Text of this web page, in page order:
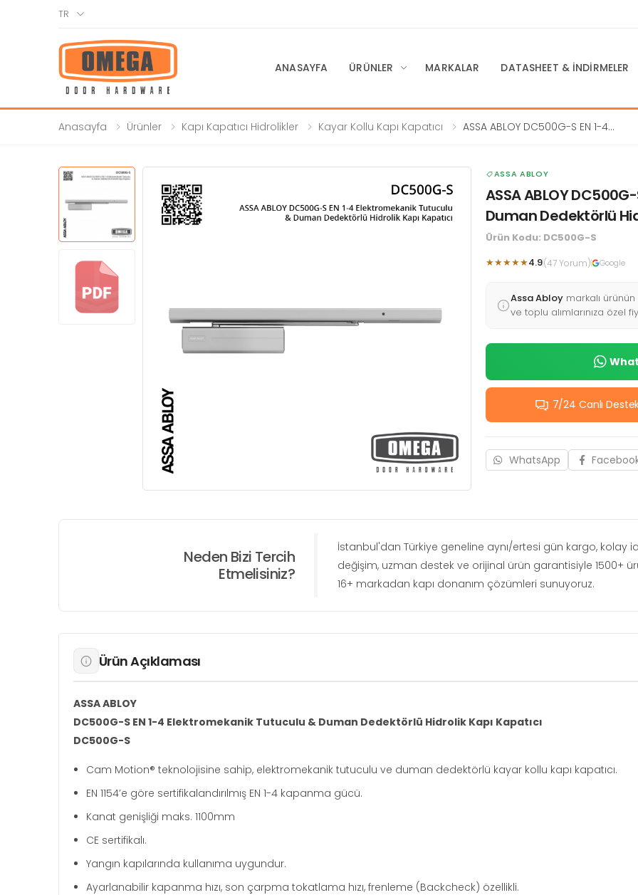
TR
ANASAYFA ÜRÜNLER MARKALAR DATASHEET & İNDIRMELER
Anasayfa Ürünler Kapı Kapatıcı Hidrolikler Kayar Kollu Kapı Kapatıcı
ASSA ABLOY DC500G-S EN 1-4
ASSA ABLOY
ASSA ABLOY
Duman Dedektörlü
Ürün Kodu: DC500G-S
★★★★★4.9(47 Yorum) Google
Assa Abloy markalı ürünün
ve toplu alımlarınıza özel
7/24 Canlı
WhatsApp
Neden Bizi Tercih
Etmelisiniz?
İstanbul'dan Türkiye geneline aynı/ertesi gün kargo, kolay
değişim, uzman destek ve orijinal ürün garantisiyle 1500+
16+ markadan kapı donanım çözümleri sunuyoruz.
Ürün Açıklaması
ASSA ABLOY
DC500G-S EN 1-4 Elektromekanik Tutuculu & Duman Dedektörlü Hidrolik Kapı Kapatıcı
DC500G-S
Cam Motion® teknolojisine sahip, elektromekanik tutuculu ve duman dedektörlü kayar kollu kapı kapatıcı.
EN 1154’e göre sertifikalandırılmış EN 1-4 kapanma gücü.
Kanat genişliği maks. 1100mm
CE sertifikalı.
Yangın kapılarında kullanıma uygundur.
Ayarlanabilir kapanma hızı, son çarpma tokatlama hızı, frenleme (Backcheck) özellikli.